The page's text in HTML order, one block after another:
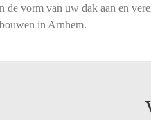
de vorm van uw dak aan en
in Arnhem.